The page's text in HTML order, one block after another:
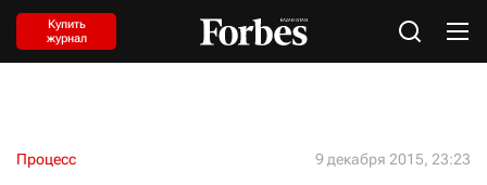
Купить
журнал
Процесс 9 декабря 2015, 23:23